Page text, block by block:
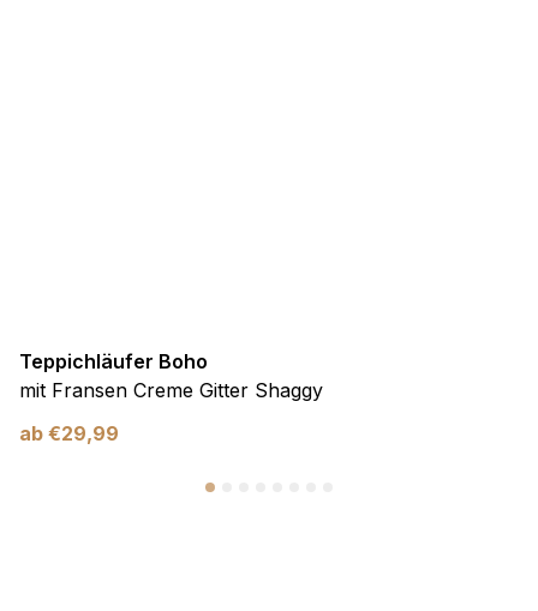
Teppichläufer Boho
mit Fransen Creme Gitter Shaggy
ab €29,99